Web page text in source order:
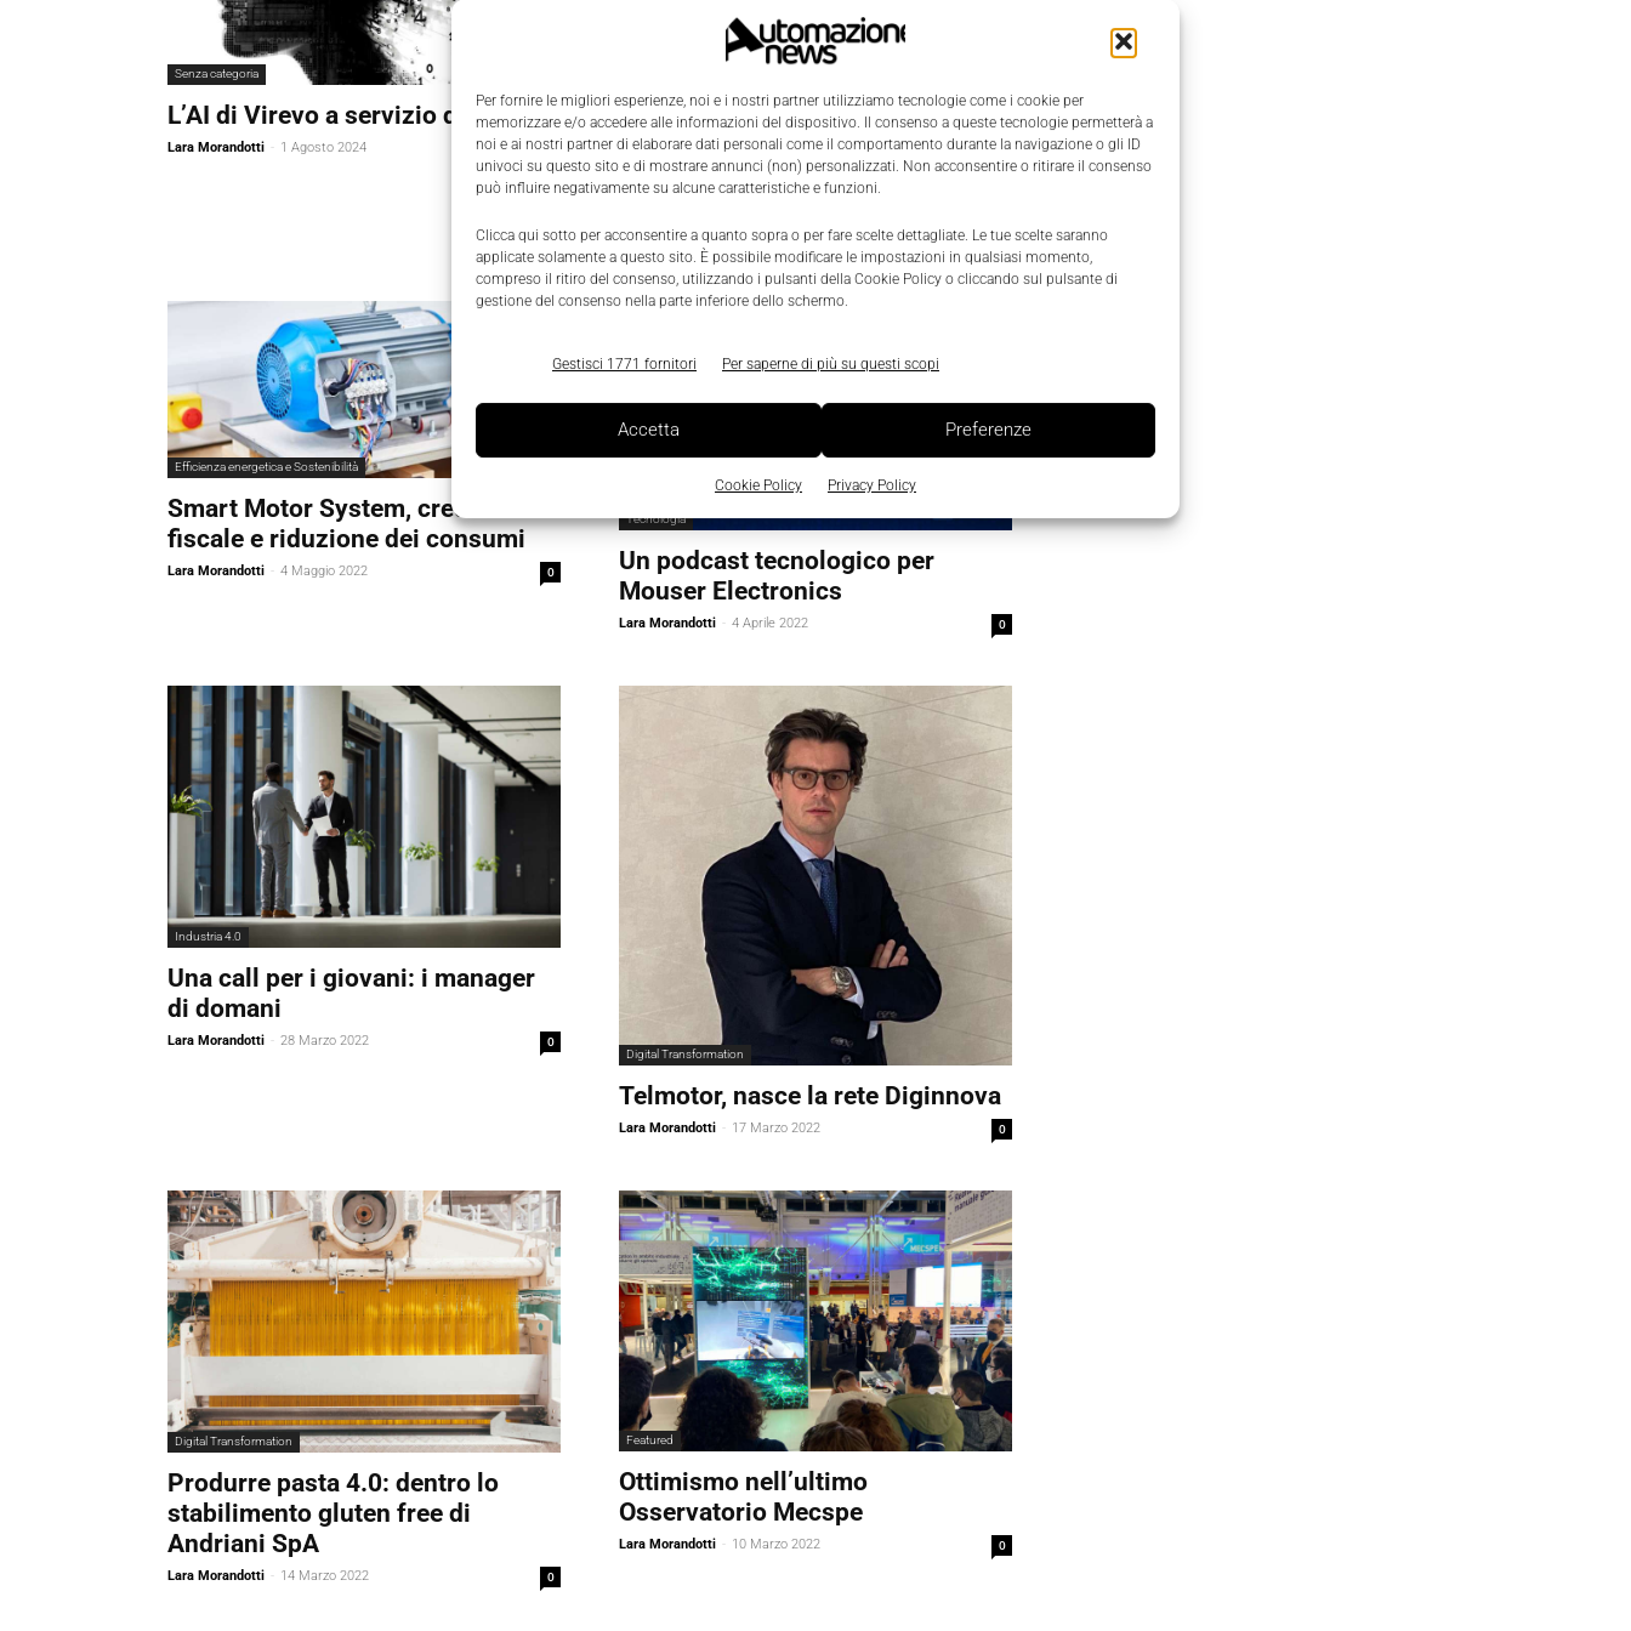
Per fornire le migliori esperienze, noi e i nostri partner utilizziamo tecnologie come i cookie per
memorizzare e/o accedere alle informazioni del dispositivo. Il consenso a queste tecnologie permetterà a
noi e ai nostri partner di elaborare dati personali come il comportamento durante la navigazione o gli ID
univoci su questo sito e di mostrare annunci (non) personalizzati. Non acconsentire o ritirare il consenso
può influire negativamente su alcune caratteristiche e funzioni.
Clicca qui sotto per acconsentire a quanto sopra o per fare scelte dettagliate. Le tue scelte saranno
applicate solamente a questo sito. È possibile modificare le impostazioni in qualsiasi momento,
compreso il ritiro del consenso, utilizzando i pulsanti della Cookie Policy o cliccando sul pulsante di
gestione del consenso nella parte inferiore dello schermo.
Gestisci 1771 fornitori Per saperne di più su questi scopi
Accetta Preferenze
Cookie Policy Privacy Policy
Senza categoria
L’AI di Virevo a servizio delle PMI
Lara Morandotti - 1 Agosto 2024 0
Quale automazione per
Lara Morandotti - 29 Maggio 2023 0
Efficienza energetica e Sostenibilità
Smart Motor System, credito
fiscale e riduzione dei consumi
Lara Morandotti - 4 Maggio 2022 0
Tecnologia
Un podcast tecnologico per
Mouser Electronics
Lara Morandotti - 4 Aprile 2022 0
Industria 4.0
Una call per i giovani: i manager
di domani
Lara Morandotti - 28 Marzo 2022 0
Digital Transformation
Telmotor, nasce la rete Diginnova
Lara Morandotti - 17 Marzo 2022 0
Digital Transformation
Produrre pasta 4.0: dentro lo
stabilimento gluten free di
Andriani SpA
Lara Morandotti - 14 Marzo 2022 0
Featured
Ottimismo nell’ultimo
Osservatorio Mecspe
Lara Morandotti - 10 Marzo 2022 0